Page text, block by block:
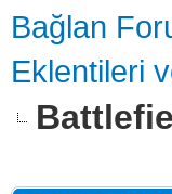
Bağlan
Eklentileri